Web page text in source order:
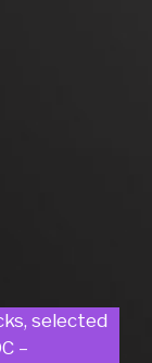
selected
–